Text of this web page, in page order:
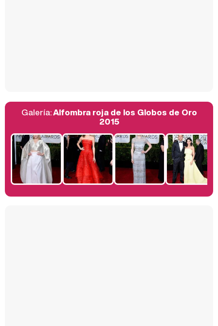
Manu Baqueiro: "Tuve como referente a Bruce Willis en 'Luz de Luna' para mi trabajo en la serie 'Perdiendo el juicio'"
Galería:Alfombra roja de los Globos de Oro
2015